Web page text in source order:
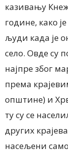
казивању
године, како
људи када је
село. Овде су
најпре због
према
општине) и
ту су се
других
насељени